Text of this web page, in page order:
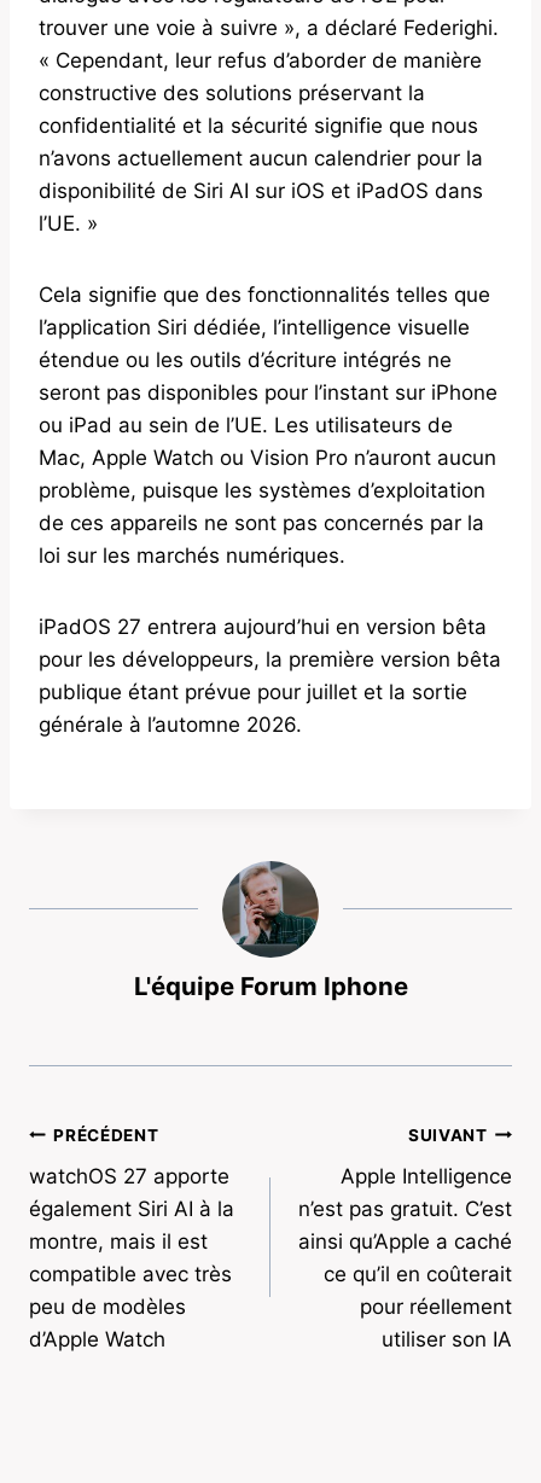
trouver une voie à suivre », a déclaré Federighi.
« Cependant, leur refus d’aborder de manière
constructive des solutions préservant la
confidentialité et la sécurité signifie que nous
n’avons actuellement aucun calendrier pour la
disponibilité de Siri AI sur iOS et iPadOS dans
l’UE. »
Cela signifie que des fonctionnalités telles que
l’application Siri dédiée, l’intelligence visuelle
étendue ou les outils d’écriture intégrés ne
seront pas disponibles pour l’instant sur iPhone
ou iPad au sein de l’UE. Les utilisateurs de
Mac, Apple Watch ou Vision Pro n’auront aucun
problème, puisque les systèmes d’exploitation
de ces appareils ne sont pas concernés par la
loi sur les marchés numériques.
iPadOS 27 entrera aujourd’hui en version bêta
pour les développeurs, la première version bêta
publique étant prévue pour juillet et la sortie
générale à l’automne 2026.
L'équipe Forum Iphone
Navigation
de
l’article
PRÉCÉDENT
watchOS 27 apporte
également Siri AI à la
montre, mais il est
compatible avec très
peu de modèles
d’Apple Watch
SUIVANT
Apple Intelligence
n’est pas gratuit. C’est
ainsi qu’Apple a caché
ce qu’il en coûterait
pour réellement
utiliser son IA